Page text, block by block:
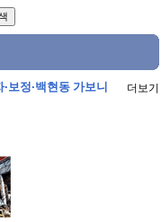
보정·백현동 가보니 더보기